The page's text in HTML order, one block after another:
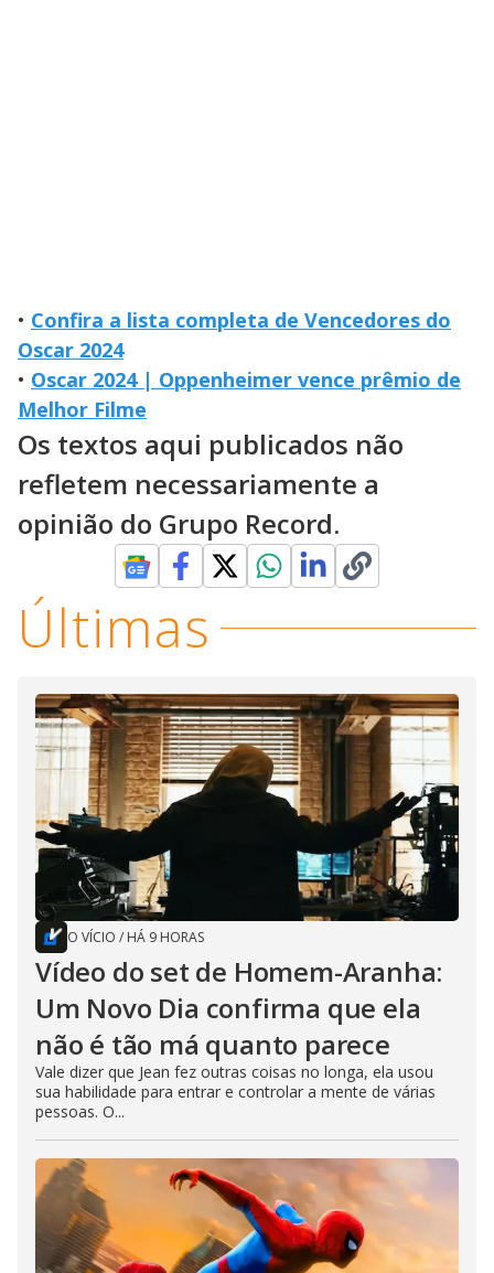
• Confira a lista completa de Vencedores do
Oscar 2024
• Oscar 2024 | Oppenheimer vence prêmio de
Melhor Filme
Os textos aqui publicados não
refletem necessariamente a
opinião do Grupo Record.
Últimas
O VÍCIO / HÁ 9 HORAS
Vídeo do set de Homem-Aranha:
Um Novo Dia confirma que ela
não é tão má quanto parece
Vale dizer que Jean fez outras coisas no longa, ela usou
sua habilidade para entrar e controlar a mente de várias
pessoas. O...